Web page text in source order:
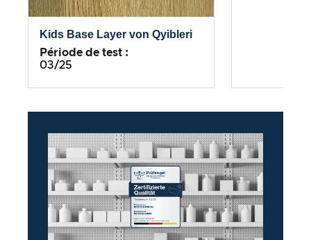
Kids Base Layer von Qyibleri
Période de test :
03/25